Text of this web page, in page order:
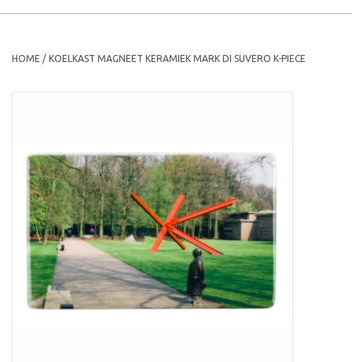
HOME / KOELKAST MAGNEET KERAMIEK MARK DI SUVERO K-PIECE